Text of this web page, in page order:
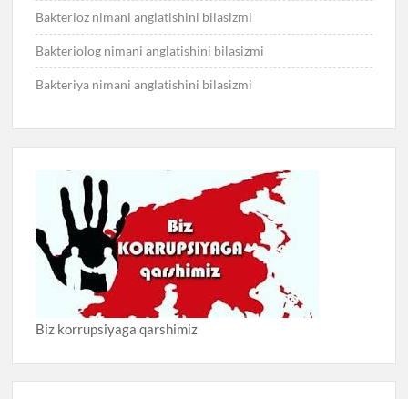
Bakterioz nimani anglatishini bilasizmi
Bakteriolog nimani anglatishini bilasizmi
Bakteriya nimani anglatishini bilasizmi
Biz korrupsiyaga qarshimiz